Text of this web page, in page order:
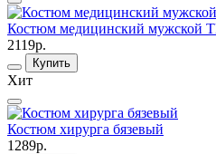
Костюм медицинский мужской
2119р.
Купить
Хит
Костюм хирурга бязевый
1289р.